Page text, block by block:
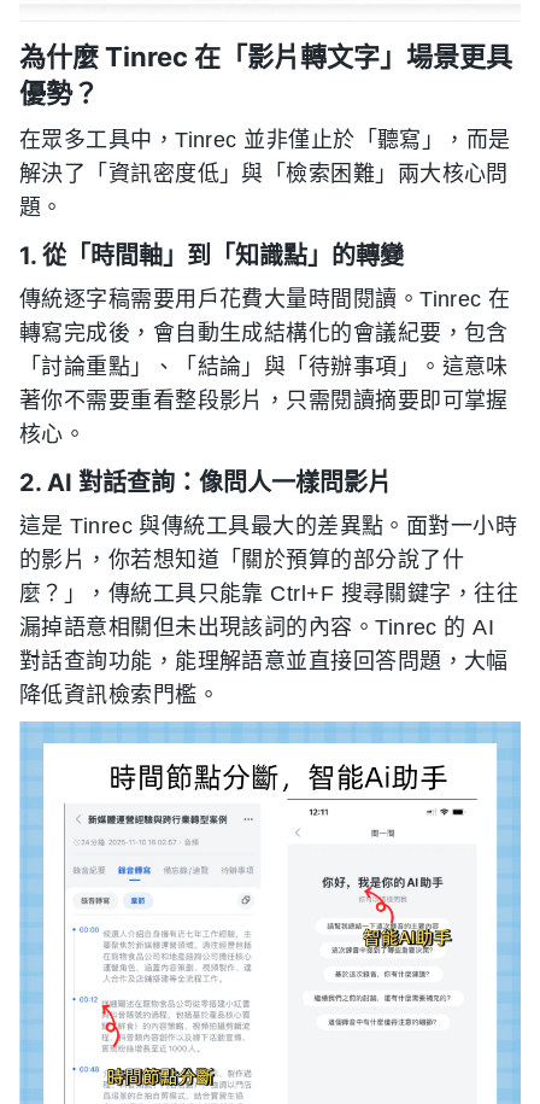
為什麼 Tinrec 在「影片轉文字」場景更具
優勢？
在眾多工具中，Tinrec 並非僅止於「聽寫」，而是
解決了「資訊密度低」與「檢索困難」兩大核心問
題。
1. 從「時間軸」到「知識點」的轉變
傳統逐字稿需要用戶花費大量時間閱讀。Tinrec 在
轉寫完成後，會自動生成結構化的會議紀要，包含
「討論重點」、「結論」與「待辦事項」。這意味
著你不需要重看整段影片，只需閱讀摘要即可掌握
核心。
2. AI 對話查詢：像問人一樣問影片
這是 Tinrec 與傳統工具最大的差異點。面對一小時
的影片，你若想知道「關於預算的部分說了什
麼？」，傳統工具只能靠 Ctrl+F 搜尋關鍵字，往往
漏掉語意相關但未出現該詞的內容。Tinrec 的 AI
對話查詢功能，能理解語意並直接回答問題，大幅
降低資訊檢索門檻。